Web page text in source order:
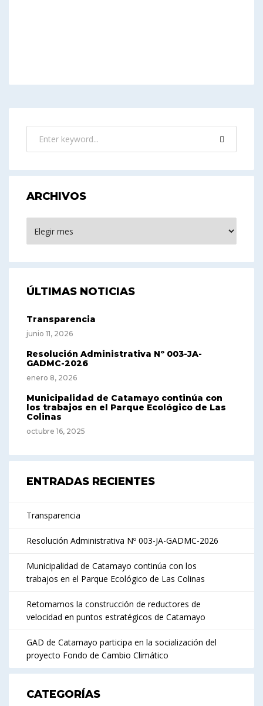
ARCHIVOS
ÚLTIMAS NOTICIAS
Transparencia
junio 11, 2026
Resolución Administrativa Nº 003-JA-
GADMC-2026
enero 8, 2026
Municipalidad de Catamayo continúa con
los trabajos en el Parque Ecológico de Las
Colinas
octubre 16, 2025
ENTRADAS RECIENTES
Transparencia
Resolución Administrativa Nº 003-JA-GADMC-2026
Municipalidad de Catamayo continúa con los
trabajos en el Parque Ecológico de Las Colinas
Retomamos la construcción de reductores de
velocidad en puntos estratégicos de Catamayo
GAD de Catamayo participa en la socialización del
proyecto Fondo de Cambio Climático
CATEGORÍAS